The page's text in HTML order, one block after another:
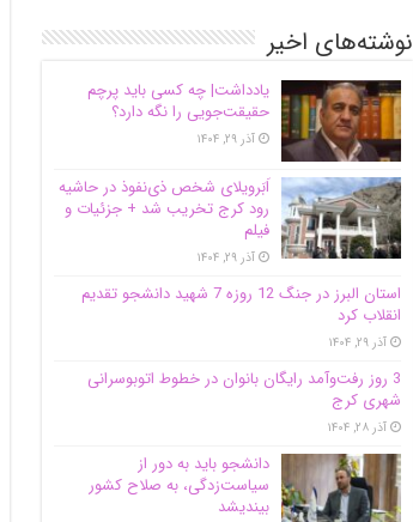
نوشته‌های اخیر
یادداشت| ‌چه کسی باید پرچم
حقیقت‌جویی را نگه دارد؟
آذر ۲۹, ۱۴۰۴
اَبَر‌ویلای شخص ذی‌نفوذ در حاشیه‌
رود کرج تخریب شد + جزئیات و
فیلم
آذر ۲۹, ۱۴۰۴
استان البرز در جنگ 12 روزه 7 شهید دانشجو تقدیم
انقلاب کرد
آذر ۲۹, ۱۴۰۴
3 روز رفت‌وآمد رایگان بانوان در خطوط اتوبوسرانی
شهری کرج
آذر ۲۸, ۱۴۰۴
دانشجو باید به دور از
سیاست‌زدگی، به صلاح کشور
بیندیشد